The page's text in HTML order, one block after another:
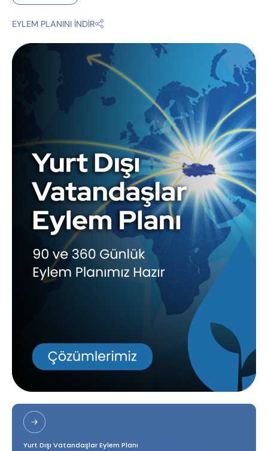
EYLEM PLANINI İNDİR
Yurt Dışı Vatandaşlar Eylem Planı